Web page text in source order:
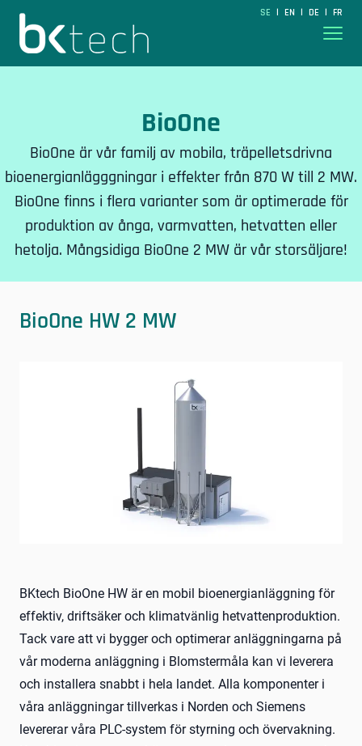
BKtech SE | EN | DE | FR
BioOne
BioOne är vår familj av mobila, träpelletsdrivna
bioenergianlägggningar i effekter från 870 W till 2 MW.
BioOne finns i flera varianter som är optimerade för
produktion av ånga, varmvatten, hetvatten eller
hetolja. Mångsidiga BioOne 2 MW är vår storsäljare!
BioOne HW 2 MW
BKtech BioOne HW är en mobil bioenergianläggning för
effektiv, driftsäker och klimatvänlig hetvattenproduktion.
Tack vare att vi bygger och optimerar anläggningarna på
vår moderna anläggning i Blomstermåla kan vi leverera
och installera snabbt i hela landet. Alla komponenter i
våra anläggningar tillverkas i Norden och Siemens
levererar våra PLC-system för styrning och övervakning.